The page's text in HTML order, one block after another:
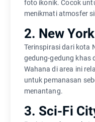
foto ikonik. Cocok
menikmati atmosfer
2. New
Terinspirasi dari kota
gedung-gedung khas
Wahana di area ini
untuk pemanasan
menantang.
3. Sci-Fi